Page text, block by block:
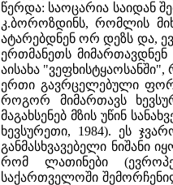
წერდა: საოცარია საიდან
კ.ბოროზდინს, რომლის
ატარებდნენ ორ დეზს და,
ერთმანეთს
აისახა
ერთი გავრცელებული
როგორ მიმართავს
მაგახსენებ მზის უწინ
ხევსურეთი, 1984). ეს
განმასხვავებელი ნიშანი
რომ ლათინები
საქართველოში